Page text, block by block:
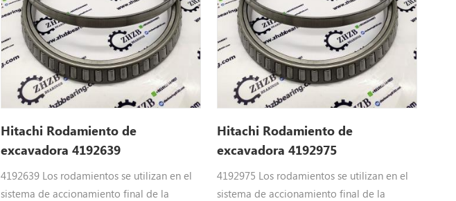
3, ZX30, ZX30U, ZX30UR, ZX35, ZX35U,
ZX40UR
ZX40U-2, ZX40U-3, ZX40U-3U, ZX40U-5A,
ZX48U-3
Hitachi Rodamiento de
excavadora 4192639
4192639 Los rodamientos se utilizan en el
sistema de accionamiento final de la
Hitachi Rodamiento de
excavadora 4192975
4192975 Los rodamientos se utilizan en el
sistema de accionamiento final de la